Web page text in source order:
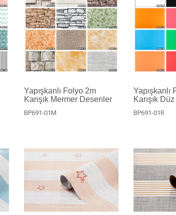
Yapışkanlı Folyo 2m
Karışık Mermer Desenler
BP691-01M
Yapışkanlı
Karışık
BP691-01R